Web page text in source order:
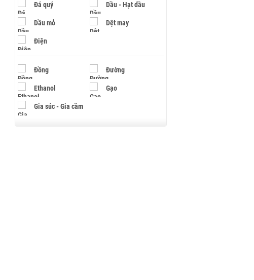
Đá quý Dầu - Hạt dầu
Dầu mỏ Dệt may
Điện
Đồng Đường
Ethanol Gạo
Gia súc - Gia cầm